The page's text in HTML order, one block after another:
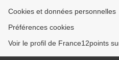
Cookies et données personnelles
Préférences cookies
Voir le profil de France12points